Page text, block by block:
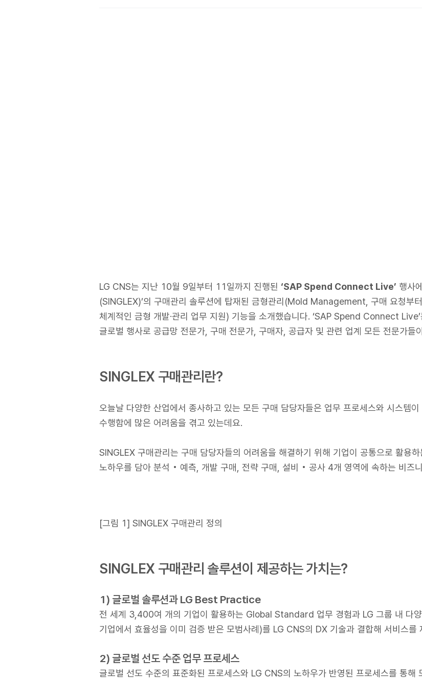
LG CNS는 지난 10월 9일부터 11일까지 진행된 ‘SAP Spend Connect Live’ 행사
(SINGLEX)’의 구매관리 솔루션에 탑재된 금형관리(Mold Management, 구매 요청부
체계적인 금형 개발·관리 업무 지원) 기능을 소개했습니다. ‘SAP Spend Connect
글로벌 행사로 공급망 전문가, 구매 전문가, 구매자, 공급자 및 관련 업계 모든 전문가들
SINGLEX 구매관리란?
오늘날 다양한 산업에서 종사하고 있는 모든 구매 담당자들은 업무 프로세스와 시스템
수행함에 많은 어려움을 겪고 있는데요.
SINGLEX 구매관리는 구매 담당자들의 어려움을 해결하기 위해 기업이 공통으로 활
노하우를 담아 분석 • 예측, 개발 구매, 전략 구매, 설비 • 공사 4개 영역에 속하는 비즈
[그림 1] SINGLEX 구매관리 정의
SINGLEX 구매관리 솔루션이 제공하는 가치는?
1) 글로벌 솔루션과 LG Best Practice
전 세계 3,400여 개의 기업이 활용하는 Global Standard 업무 경험과 LG 그룹 내 다
기업에서 효율성을 이미 검증 받은 모범사례)를 LG CNS의 DX 기술과 결합해 서비스를
2) 글로벌 선도 수준 업무 프로세스
글로벌 선도 수준의 표준화된 프로세스와 LG CNS의 노하우가 반영된 프로세스를 통해